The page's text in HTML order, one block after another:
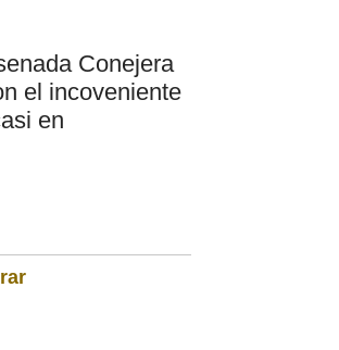
Conejera
el incoveniente
en